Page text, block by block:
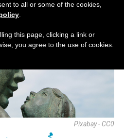
Pixabay - CC0
to all or some of the cookies,
this page, clicking a link or
you agree to the use of cookies.